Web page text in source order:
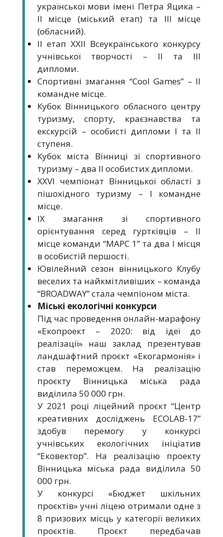
української мови імені Петра Яцика –
ІІ місце (міський етап) та ІІІ місце
(обласний).
ІІ етап ХХІІ Всеукраїнського конкурсу
учнівської творчості – ІІ та ІІІ
дипломи.
Спортивні змагання “Cool Games” – ІІ
командне місце.
Кубок Вінницького обласного центру
туризму, спорту, краєзнавства та
екскурсій – особисті дипломи І та ІІ
ступеня.
Кубок міста Вінниці зі спортивного
туризму – два ІІ особистих дипломи.
XXVI чемпіонат Вінницької області з
пішохідного туризму – І командне
місце.
IX змагання зі спортивного
орієнтування серед гуртківців – ІІ
місце команди “МАРС 1” та два І місця
в особистій першості.
Ювілейний сезон вінницького Клубу
веселих та найкмітливіших – команда
“BROADWAY” стала чемпіоном міста.
Міські екологічні конкурси
Під час проведення онлайн-марафону
«Екопроект – 2020: від ідеї до
реалізації» наш заклад презентував
ландшафтний проєкт «Екогармонія» і
став переможцем. На реалізацію
проєкту Вінницька міська рада
виділила 50 000 грн.
У 2021 році ліцейний проєкт “Центр
креативних досліджень ECOLAB-17”
здобув перемогу у конкурсі
учнівських екологічних ініціатив
“Ековектор”. На реалізацію проекту
Вінницька міська рада виділила 50
000 грн.
У конкурсі «Бюджет шкільних
проєктів» учні ліцею отримали одне з
8 призових місць у категорії великих
проєктів. Проєкт передбачав